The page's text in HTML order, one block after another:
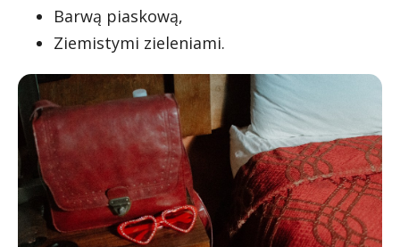
Barwą piaskową,
Ziemistymi zieleniami.